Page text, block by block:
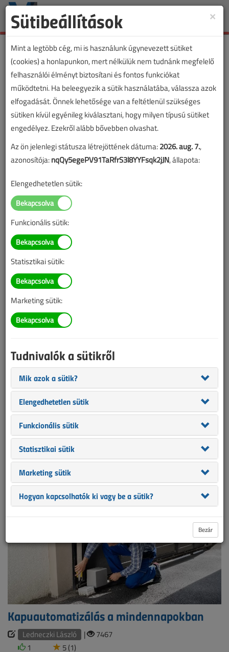
Toggle
Lapszám:
A megjelenések éves ütemezése a
Villanyszerelők Lapja 2011.
március
Az elektromos tűzkeletkezés
bizonyíthatósága
Nagy László Zoltán
Nyílt levél az ELMÜ Ügyfélszolgálati Kft.
részére!
netadmin | 16 560
Kapuautomatizálás a mindennapokban
Ledneczki László |
7467
1
5 (1)
×
Sütibeállítások
Mint a legtöbb cég, mi is használunk úgynevezett sütiket
(cookies) a honlapunkon, mert nélkülük nem tudnánk megfelelő
felhasználói élményt biztosítani és fontos funkciókat
működtetni. Ha beleegyezik a sütik használatába, válassza azok
elfogadását. Önnek lehetősége van a feltétlenül szükséges
sütiken kívül egyénileg kiválasztani, hogy milyen típusú sütiket
engedélyez. Ezekről alább bővebben olvashat.
Az ön jelenlegi státusza létrejöttének dátuma:2026. aug. 7.,
azonosítója:nqQy5egePV91TaRfrS3l8YYFsqk2jJN, állapota:
Elengedhetetlen sütik:
Funkcionális sütik:
Statisztikai sütik:
Marketing sütik:
Tudnivalók a sütikről
Mik azok a sütik?
Elengedhetetlen sütik
Funkcionális sütik
Statisztikai sütik
Marketing sütik
Hogyan kapcsolhatók ki vagy be a sütik?
Bezár